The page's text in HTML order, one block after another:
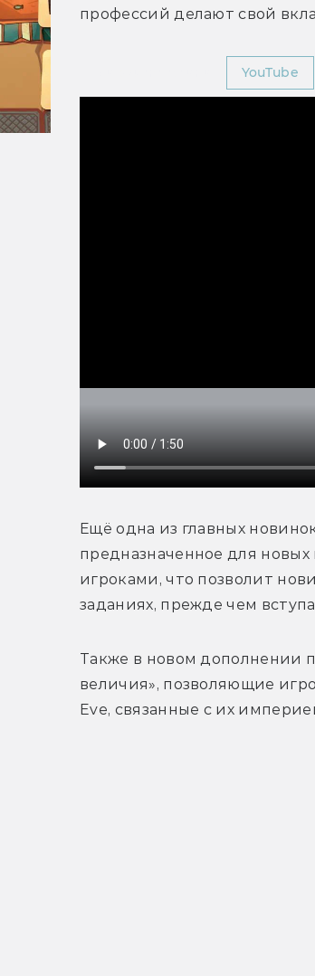
YouTube
Кликни,
чтобы
посмотреть
видео
Ещё одна из главных
предназначенное для
игроками, что позволит
Также в новом дополнении
величия», позволяющие
Eve, связанные с их